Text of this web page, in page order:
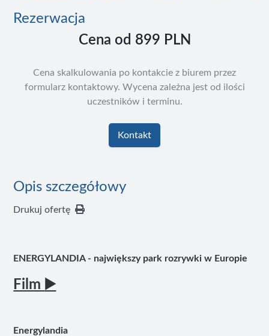
Rezerwacja
Cena od 899 PLN
Cena skalkulowania po kontakcie z biurem przez
formularz kontaktowy. Wycena zależna jest od ilości
uczestników i terminu.
Kontakt
Opis szczegółowy
Drukuj ofertę
ENERGYLANDIA - największy park rozrywki w Europie
Film ▶️
Energylandia